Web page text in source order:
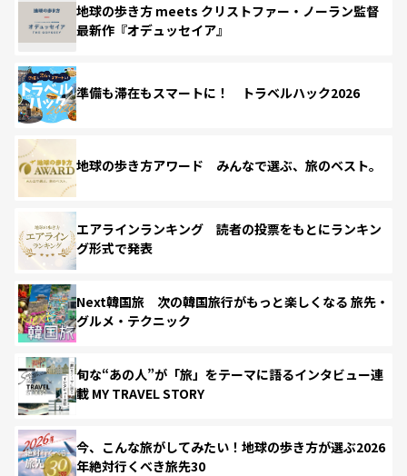
地球の歩き方 meets クリストファー・ノーラン監督
最新作『オデュッセイア』
準備も滞在もスマートに！ トラベルハック2026
地球の歩き方アワード みんなで選ぶ、旅のベスト。
エアラインランキング 読者の投票をもとにランキン
グ形式で発表
Next韓国旅 次の韓国旅行がもっと楽しくなる 旅先・
グルメ・テクニック
旬な“あの人”が「旅」をテーマに語るインタビュー連
載 MY TRAVEL STORY
今、こんな旅がしてみたい！地球の歩き方が選ぶ2026
年絶対行くべき旅先30